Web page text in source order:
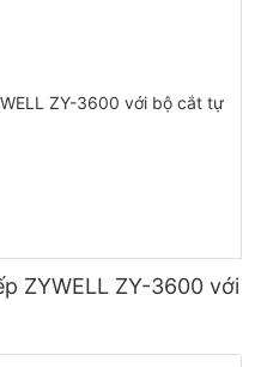
ZYWELL ZY-3600 với